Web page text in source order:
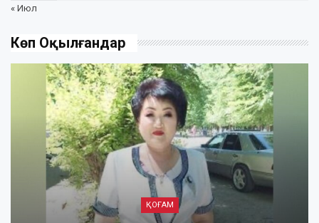
« Июл
Көп Оқылғандар
ҚОҒАМ